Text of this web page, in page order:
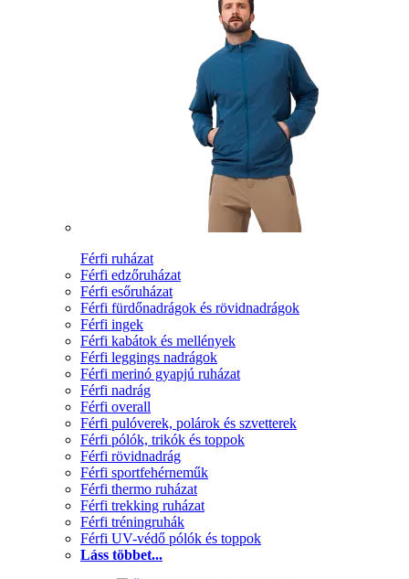
Férfi ruházat
Férfi edzőruházat
Férfi esőruházat
Férfi fürdőnadrágok és rövidnadrágok
Férfi ingek
Férfi kabátok és mellények
Férfi leggings nadrágok
Férfi merinó gyapjú ruházat
Férfi nadrág
Férfi overall
Férfi pulóverek, polárok és szvetterek
Férfi pólók, trikók és toppok
Férfi rövidnadrág
Férfi sportfehérneműk
Férfi thermo ruházat
Férfi trekking ruházat
Férfi tréningruhák
Férfi UV-védő pólók és toppok
Láss többet...